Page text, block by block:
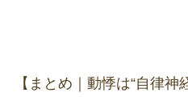
【まとめ｜動悸は“自律神